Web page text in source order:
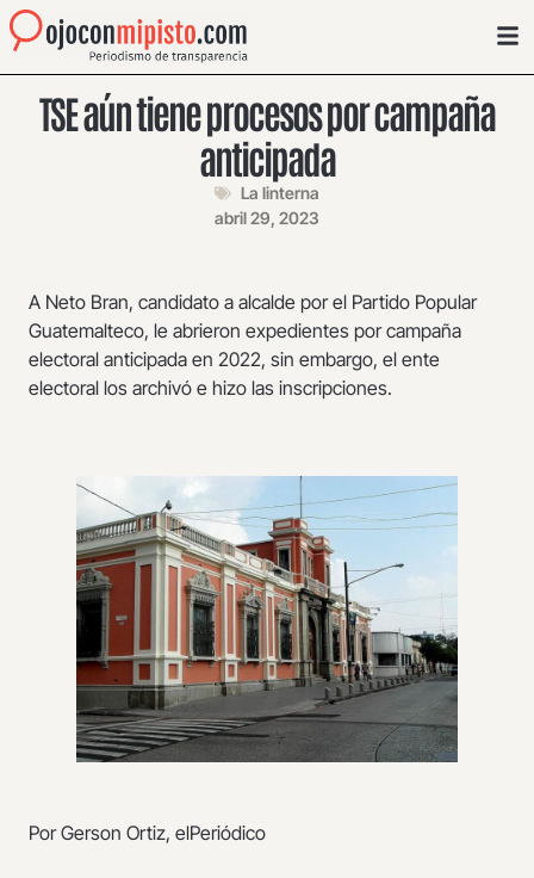
TSE aún tiene procesos por campaña
anticipada
La linterna
abril 29, 2023
A Neto Bran, candidato a alcalde por el Partido Popular
Guatemalteco, le abrieron expedientes por campaña
electoral anticipada en 2022, sin embargo, el ente
electoral los archivó e hizo las inscripciones.
Por Gerson Ortiz, elPeriódico